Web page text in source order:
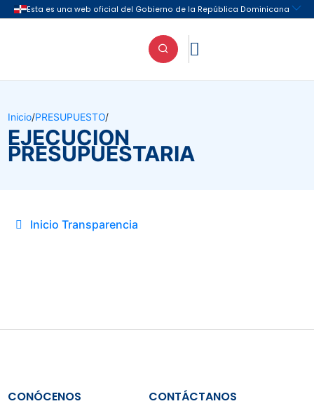

Inicio/PRESUPUESTO/
EJECUCION
PRESUPUESTARIA
Inicio Transparencia
CONÓCENOS CONTÁCTANOS